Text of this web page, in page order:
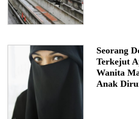
Seorang
Terkejut
Wanita
Anak